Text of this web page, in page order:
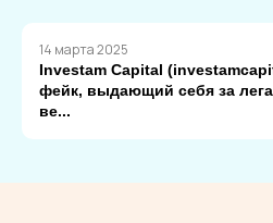
14 марта 2025
Investam Capital
фейк, выдающий себя за
ве...